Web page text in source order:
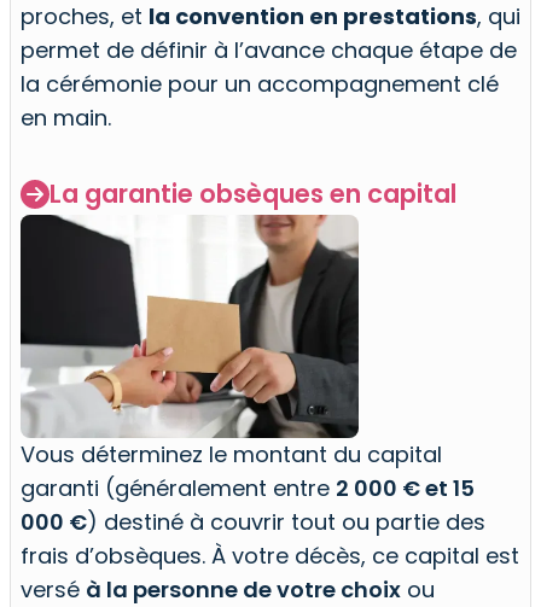
proches, et la convention en prestations, qui
permet de définir à l’avance chaque étape de
la cérémonie pour un accompagnement clé
en main.
 La garantie obsèques en capital
Vous déterminez le montant du capital
garanti (généralement entre 2 000 € et 15
000 €) destiné à couvrir tout ou partie des
frais d’obsèques. À votre décès, ce capital est
versé à la personne de votre choix ou